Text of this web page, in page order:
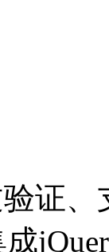
证、